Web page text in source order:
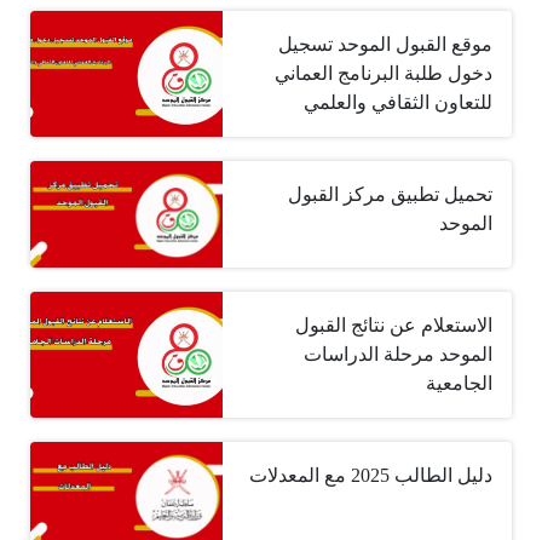
موقع القبول الموحد تسجيل
دخول طلبة البرنامج العماني
للتعاون الثقافي والعلمي
تحميل تطبيق مركز القبول
الموحد
الاستعلام عن نتائج القبول
الموحد مرحلة الدراسات
الجامعية
دليل الطالب 2025 مع المعدلات